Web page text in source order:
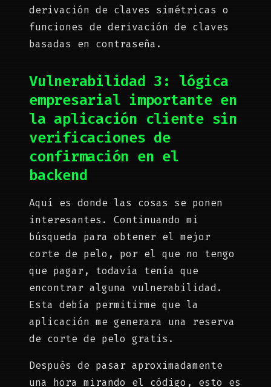
derivación de claves simétricas o
funciones de derivación de claves
basadas en contraseña.
Vulnerabilidad 3: lógica
empresarial importante en
la aplicación cliente sin
verificaciones de
confirmación en el
backend
Aquí es donde las cosas se ponen
interesantes. Continuando mi
búsqueda para obtener el mejor
corte de pelo, por el que no tengo
que pagar, todavía tenía que
encontrar alguna vulnerabilidad.
Esta debía permitirme que la
aplicación me generara una reserva
de corte de pelo gratis.
Después de pasar aproximadamente
una hora mirando el código, esto es